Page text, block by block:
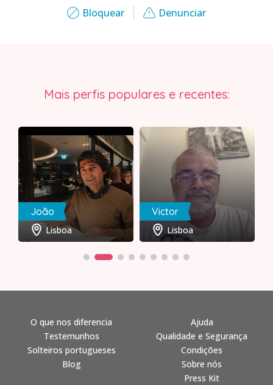
Bloquear Denunciar
Mais perfis populares e recentes:
João
Lisboa
Victor
Lisboa
O que nos diferencia
Testemunhos
Solteiros portugueses
Blog
Ajuda
Qualidade e Segurança
Condições
Sobre nós
Press Kit